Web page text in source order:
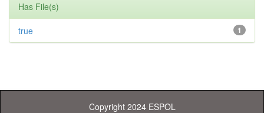
Has File(s)
1
true
Copyright 2024 ESPOL